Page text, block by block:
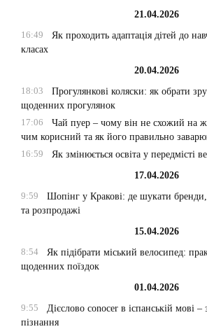
21.04.2026
16:49
Як проходить адаптація дітей до
класах
20.04.2026
18:03
Прогулянкові коляски: як обрати
щоденних прогулянок
17:06
Чай пуер – чому він не схожий на
чим корисний та як його правильно
16:59
Як змінюється освіта у передмісті
17.04.2026
9:59
Шопінг у Кракові: де шукати бренди,
та розпродажі
15.04.2026
8:54
Як підібрати міський велосипед:
щоденних поїздок
01.04.2026
9:55
Дієслово conocer в іспанській мові –
пізнання